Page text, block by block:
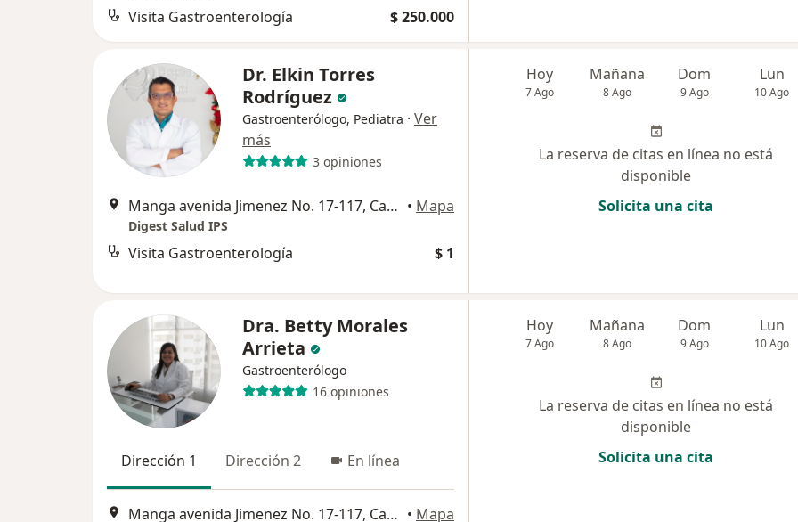
Visita Gastroenterología $ 250.000
Dr. Elkin Torres
Rodríguez
Gastroenterólogo, Pediatra · Ver
más
3 opiniones
Manga avenida Jimenez No. 17-117, Cartagena • Mapa
Digest Salud IPS
Visita Gastroenterología $ 1
Hoy
7 Ago
Mañana
8 Ago
Dom
9 Ago
Lun
10 Ago
La reserva de citas en línea no está
disponible
Solicita una cita
Dra. Betty Morales
Arrieta
Gastroenterólogo
16 opiniones
Dirección 1 Dirección 2 En línea
Manga avenida Jimenez No. 17-117, Cartagena • Mapa
Hoy
7 Ago
Mañana
8 Ago
Dom
9 Ago
Lun
10 Ago
La reserva de citas en línea no está
disponible
Solicita una cita